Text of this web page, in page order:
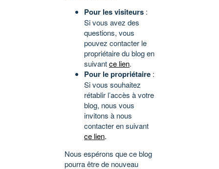
Pour les visiteurs :
Si vous avez des
questions, vous
pouvez contacter le
propriétaire du blog en
suivantce lien.
Pour le propriétaire :
Si vous souhaitez
rétablir l’accès à votre
blog, nous vous
invitons à nous
contacter en suivant
ce lien.
Nous espérons que ce blog
pourra être de nouveau